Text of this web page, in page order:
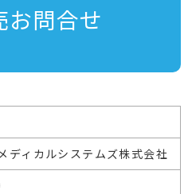
お問合せ
ディカルシステムズ株式会社